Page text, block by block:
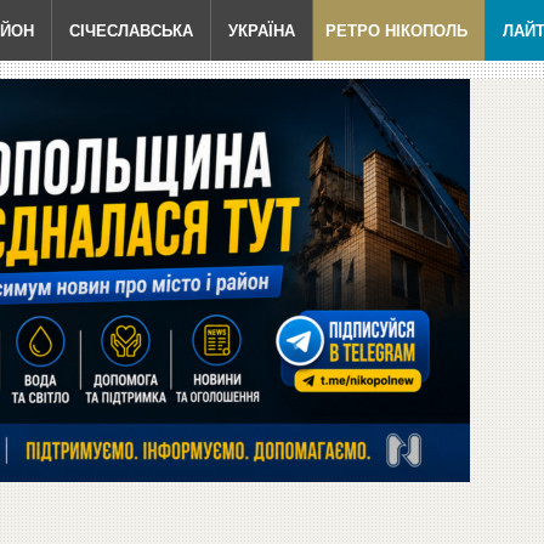
СІЧЕСЛАВСЬКА УКРАЇНА РЕТРО НІКОПОЛЬ ЛАЙТ